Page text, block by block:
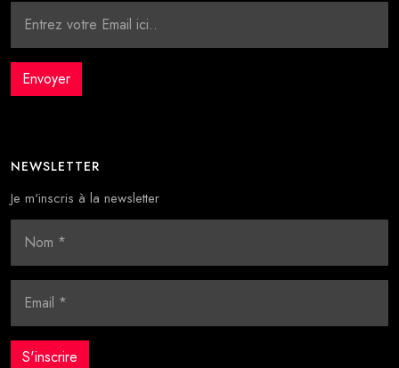
NEWSLETTER
Je m'inscris à la newsletter